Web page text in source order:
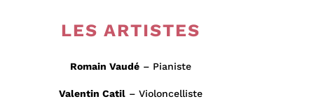
LES ARTISTES
Romain Vaudé– Pianiste
Valentin Catil– Violoncelliste